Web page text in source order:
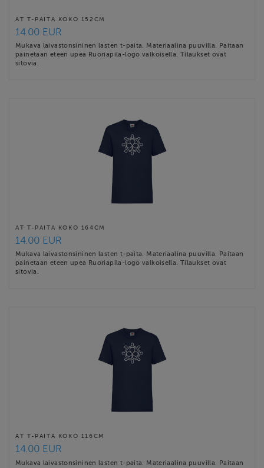
AT T-PAITA KOKO 152CM
14.00 EUR
Mukava laivastonsininen lasten t-paita. Materiaalina puuvilla. Paitaan
painetaan eteen upea Ruoriapila-logo valkoisella. Tilaukset ovat
sitovia.
AT T-PAITA KOKO 164CM
14.00 EUR
Mukava laivastonsininen lasten t-paita. Materiaalina puuvilla. Paitaan
painetaan eteen upea Ruoriapila-logo valkoisella. Tilaukset ovat
sitovia.
AT T-PAITA KOKO 116CM
14.00 EUR
Mukava laivastonsininen lasten t-paita. Materiaalina puuvilla. Paitaan